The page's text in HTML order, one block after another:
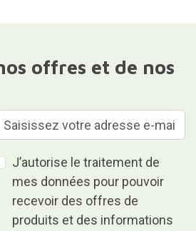
offres et de nos
J’autorise le traitement de
mes données pour pouvoir
recevoir des offres de
produits et des informations